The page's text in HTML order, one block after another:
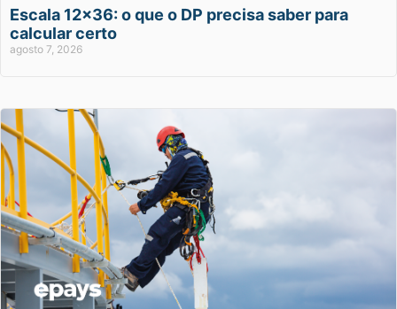
Escala 12×36: o que o DP precisa saber para
calcular certo
agosto 7, 2026